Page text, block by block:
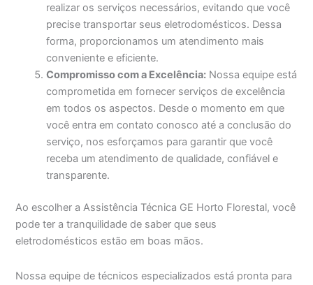
realizar os serviços necessários, evitando que você
precise transportar seus eletrodomésticos. Dessa
forma, proporcionamos um atendimento mais
conveniente e eficiente.
Compromisso com a Excelência: Nossa equipe está
comprometida em fornecer serviços de excelência
em todos os aspectos. Desde o momento em que
você entra em contato conosco até a conclusão do
serviço, nos esforçamos para garantir que você
receba um atendimento de qualidade, confiável e
transparente.
Ao escolher a Assistência Técnica GE Horto Florestal, você
pode ter a tranquilidade de saber que seus
eletrodomésticos estão em boas mãos.
Nossa equipe de técnicos especializados está pronta para